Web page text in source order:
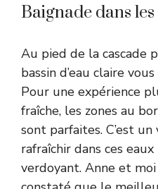
Baignade dans
Au pied de la cascade
bassin d’eau claire
Pour une expérience
fraîche, les zones au
sont parfaites. C’est
rafraîchir dans ces
verdoyant. Anne et